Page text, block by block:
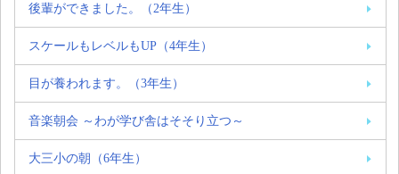
後輩ができました。（2年生）
スケールもレベルもUP（4年生）
目が養われます。（3年生）
音楽朝会 ～わが学び舎はそそり立つ～
大三小の朝（6年生）